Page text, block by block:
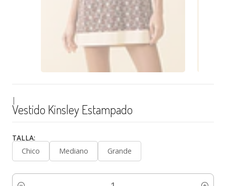
|
Vestido Kinsley Estampado
TALLA:
Chico
Mediano Grande